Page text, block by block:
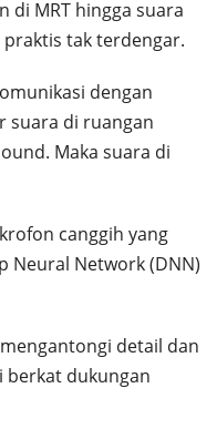
di MRT hingga suara
tak terdengar.
dengan
suara di ruangan
Maka suara di
canggih yang
Neural Network (DNN)
detail dan
berkat dukungan